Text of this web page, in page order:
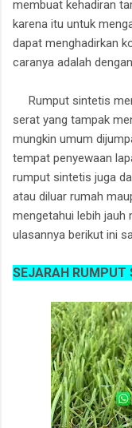
membuat kehadiran
karena itu untuk
dapat menghadirkan
caranya adalah
Rumput sintetis
serat yang tampak
mungkin umum
tempat penyewaan
rumput sintetis juga
atau diluar rumah
mengetahui lebih
ulasannya berikut ini
SEJARAH RUMPUT